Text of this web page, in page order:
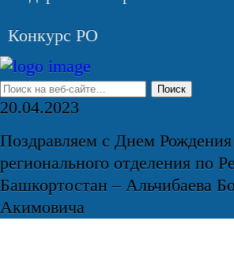
Конкурс РО
20.04.2023
Поздравляем с Днем Рождения
регионального отделения по
Башкортостан – Альчибаева
Акимовича